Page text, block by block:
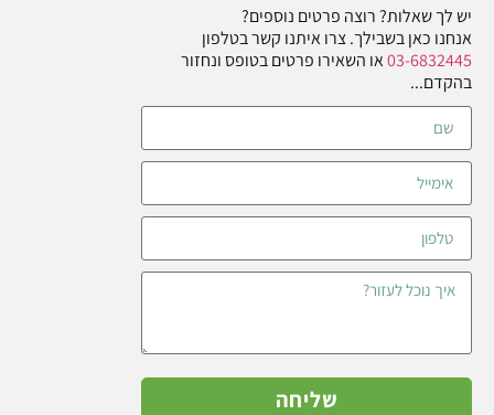
יש לך שאלות? רוצה פרטים נוספים?
אנחנו כאן בשבילך. צרו איתנו קשר בטלפון
03-6832445או השאירו פרטים בטופס ונחזור
בהקדם...
שליחה